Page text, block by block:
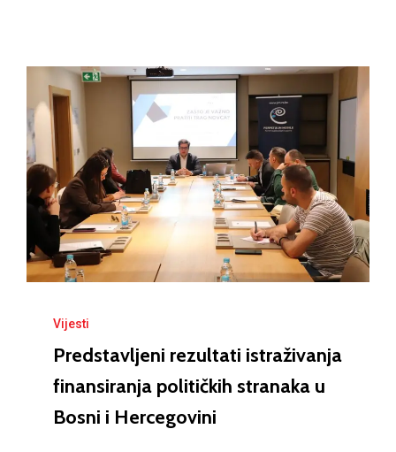
Vijesti
Predstavljeni rezultati istraživanja
finansiranja političkih stranaka u
Bosni i Hercegovini